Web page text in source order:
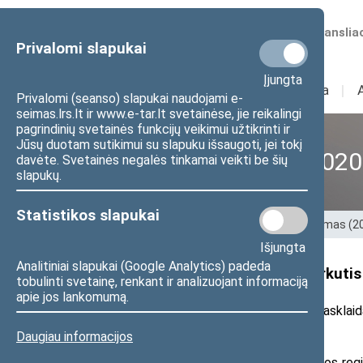
Privalomi slapukai
Įjungta
Privalomi (seanso) slapukai naudojami e-
seimas.lrs.lt ir www.e-tar.lt svetainėse, jie reikalingi
pagrindinių svetainės funkcijų veikimui užtikrinti ir
Jūsų duotam sutikimui su slapuku išsaugoti, jei tokį
davėte. Svetainės negalės tinkamai veikti be šių
slapukų.
Statistikos slapukai
Išjungta
Analitiniai slapukai (Google Analytics) padeda
tobulinti svetainę, renkant ir analizuojant informaciją
apie jos lankomumą.
Daugiau informacijos
Numatomos
Sudėtis Veikla I
XII Seimas
Pradžia>Ankstesnės kadencijos > XII Seimas
Seimo nario pranešimas: A.
2017 m. gegužės 17 d. pranešimas